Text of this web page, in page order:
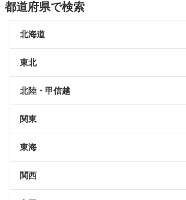
都道府県で検索
北海道
東北
北陸・甲信越
関東
東海
関西